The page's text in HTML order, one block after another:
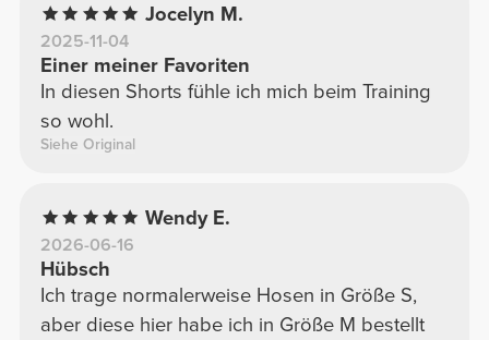
Jocelyn M.
2025-11-04
Einer meiner Favoriten
In diesen Shorts fühle ich mich beim Training
so wohl.
Siehe Original
Wendy E.
2026-06-16
Hübsch
Ich trage normalerweise Hosen in Größe S,
aber diese hier habe ich in Größe M bestellt